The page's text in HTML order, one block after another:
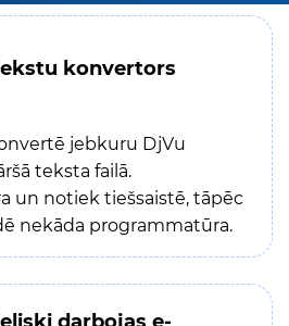
konvertors
jebkuru DjVu
teksta failā.
un notiek tiešsaistē, tāpēc
nekāda programmatūra.